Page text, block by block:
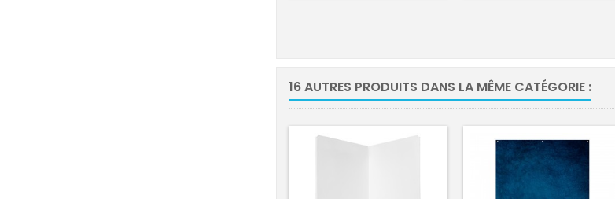
16 AUTRES PRODUITS DANS LA MÊME CATÉGORIE :